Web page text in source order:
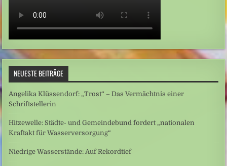
NEUESTE BEITRÄGE
Angelika Klüssendorf: „Trost“ – Das Vermächtnis einer
Schriftstellerin
Hitzewelle: Städte- und Gemeindebund fordert „nationalen
Kraftakt für Wasserversorgung“
Niedrige Wasserstände: Auf Rekordtief